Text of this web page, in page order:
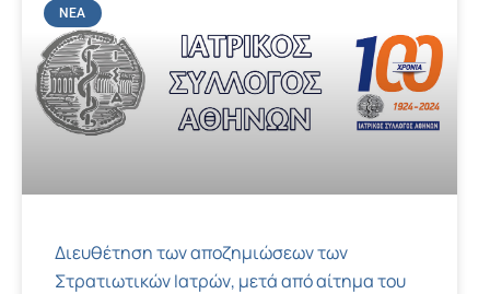
ΝΈΑ
Διευθέτηση των αποζημιώσεων των
Στρατιωτικών Ιατρών, μετά από αίτημα του